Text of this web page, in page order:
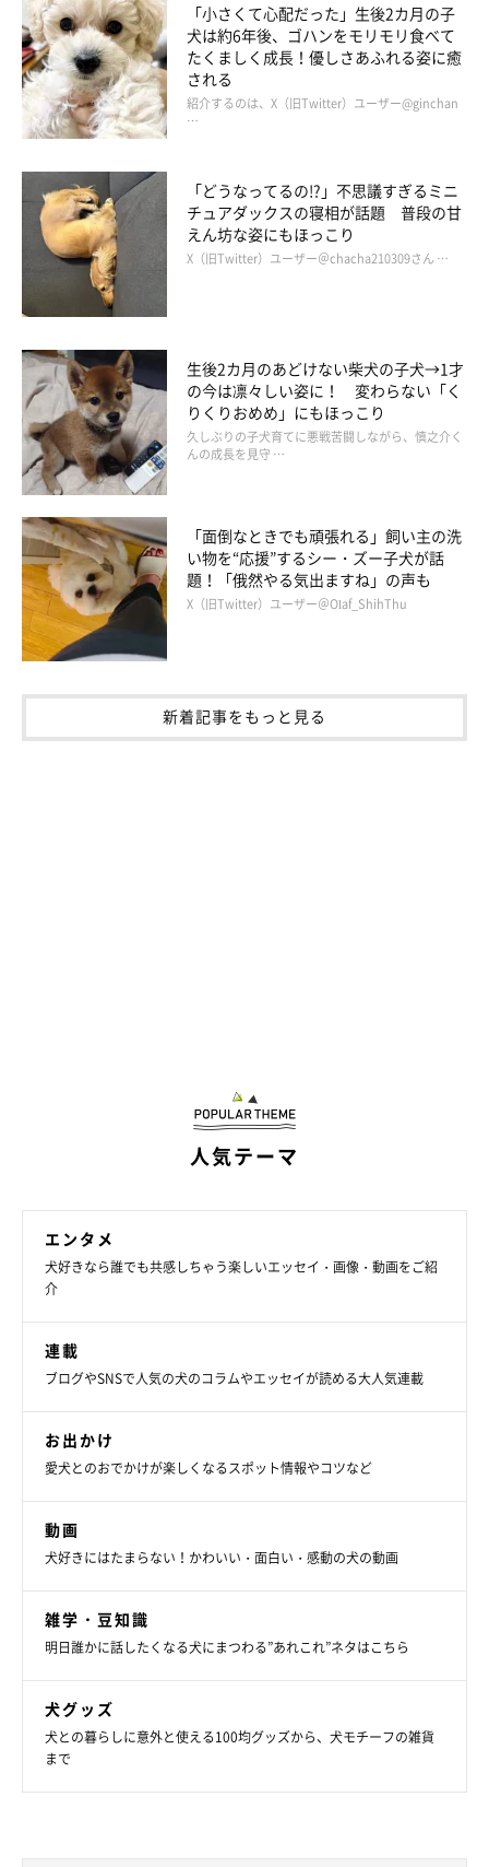
“拒否柴”中の様子。
@mugi_mugi_otenba
また、年を重ねるにつれて
そんな頑固な部分も含め、飼い主さんはむぎちゃんのことを愛お
しく思うそうです。
むぎちゃんの存在とは
むぎちゃんを家族に迎え、飼い主さんご家族は楽しい日々を過ご
しています。飼い主さんにとってむぎちゃんはどのような存在か
聞くと、
かけがえのない存在です」と話していました。
これからも家族みんなで、素敵な時間を過ごしていってほしいで
要求にクスッ
得意気にタオルをハムっとくわえているのは、Instagramユーザー
犬）。飼い主さんによると、むぎちゃんはキッチンの柵が開いてい
に持ってくるのだそう。ナデナデを要求するまでがお決まりのパタ
ーンだといい、この日もむぎちゃんはタオルをくわえて“なでてア
ピール”をしてきたのだとか。そこで、飼い主さんがむぎちゃんを
関連記事:
外出していたママさんを「テニスボールをくわ
えてお出迎え」する柴犬が愛らしい！喜び全開
んによると、動画は「妻の帰りを待つむぎちゃんの様子」を捉えた
写真提供・取材協力／Instagram（
取材・文／雨宮カイ
「小さくて心配だった」生後2カ月の子
犬は約6年後、ゴハンをモリモリ食べて
たくましく成長！優しさあふれる姿に癒
される
紹介するのは、X（旧Twitter）ユーザー@ginchan
…
「どうなってるの!?」不思議すぎるミニ
チュアダックスの寝相が話題 普段の甘
えん坊な姿にもほっこり
X（旧Twitter）ユーザー＠chacha210309さん …
生後2カ月のあどけない柴犬の子犬→1才
の今は凛々しい姿に！ 変わらない「く
りくりおめめ」にもほっこり
久しぶりの子犬育てに悪戦苦闘しながら、慎之介く
んの成長を見守 …
「面倒なときでも頑張れる」飼い主の洗
い物を“応援”するシー・ズー子犬が話
題！「俄然やる気出ますね」の声も
X（旧Twitter）ユーザー＠Olaf_ShihThu
新着記事をもっと見る
人気テーマ
エンタメ
犬好きなら誰でも共感しちゃう楽しいエッセイ・画像・動画をご紹
介
連載
ブログやSNSで人気の犬のコラムやエッセイが読める大人気連載
お出かけ
愛犬とのおでかけが楽しくなるスポット情報やコツなど
動画
犬好きにはたまらない！かわいい・面白い・感動の犬の動画
雑学・豆知識
明日誰かに話したくなる犬にまつわる”あれこれ”ネタはこちら
犬グッズ
犬との暮らしに意外と使える100均グッズから、犬モチーフの雑貨
まで